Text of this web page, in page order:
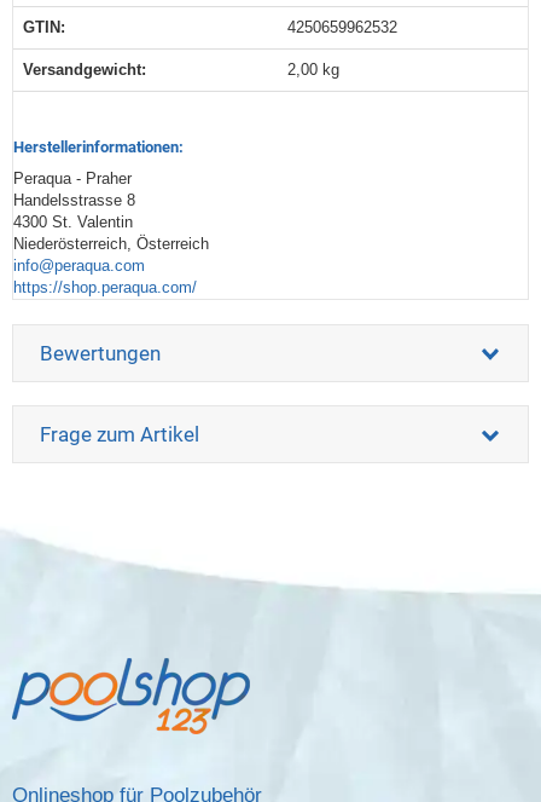
GTIN: 4250659962532
Versandgewicht‍: 2,00 kg
Herstellerinformationen:
Peraqua - Praher
Handelsstrasse 8
4300 St. Valentin
Niederösterreich, Österreich
info@peraqua.com
https://shop.peraqua.com/
Bewertungen
Frage zum Artikel
Onlineshop für Poolzubehör